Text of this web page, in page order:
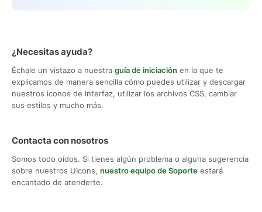
¿Necesitas ayuda?
Échale un vistazo a nuestra guía de iniciación en la que te
explicamos de manera sencilla cómo puedes utilizar y descargar
nuestros iconos de interfaz, utilizar los archivos CSS, cambiar
sus estilos y mucho más.
Contacta con nosotros
Somos todo oídos. Si tienes algún problema o alguna sugerencia
sobre nuestros UIcons, nuestro equipo de Soporte estará
encantado de atenderte.